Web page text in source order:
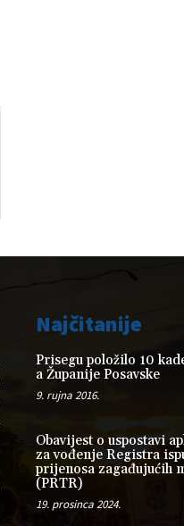
Najčitanije
Prisegu položilo 10
a Županije Posavske
9. rujna 2016.
Obavijest o uspostavi
za vođenje Registra
prijenosa zagađujućih
(PRTR)
19. prosinca 2024.